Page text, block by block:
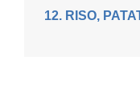
12. RISO,